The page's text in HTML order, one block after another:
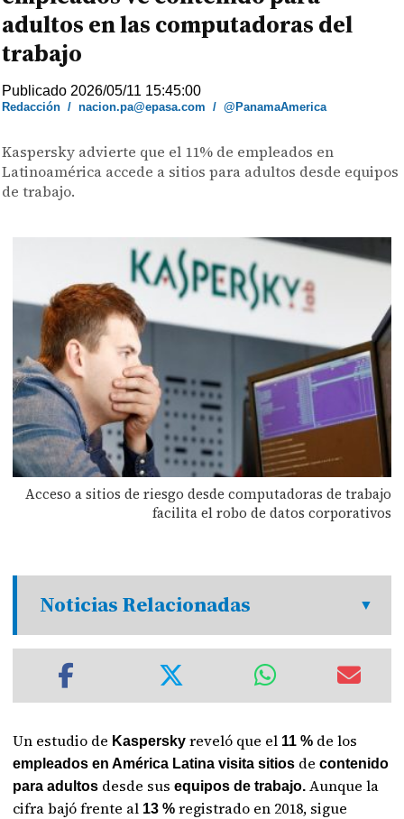
adultos en las computadoras del
trabajo
Publicado 2026/05/11 15:45:00
Redacción /nacion.pa@epasa.com /@PanamaAmerica
Kaspersky advierte que el 11% de empleados en
Latinoamérica accede a sitios para adultos desde equipos
de trabajo.
Acceso a sitios de riesgo desde computadoras de trabajo
facilita el robo de datos corporativos
Noticias Relacionadas
Un estudio de Kaspersky reveló que el 11 % de los
empleados en América Latina visita sitios decontenido
para adultos desde susequipos de trabajo. Aunque la
cifra bajó frente al 13 % registrado en 2018, sigue